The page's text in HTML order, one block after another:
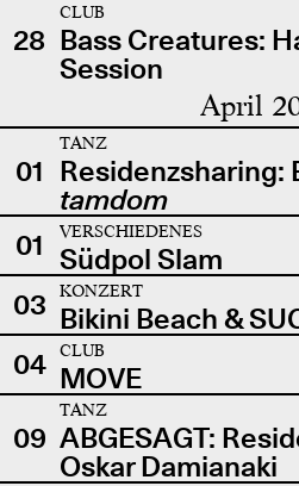
28
CLUB
Bass Creatures:
Session
April
01
TANZ
Residenzsharing:
tamdom
01
VERSCHIEDENES
Südpol Slam
03
KONZERT
Bikini Beach &
04
CLUB
MOVE
09
TANZ
ABGESAGT:
Oskar Damianaki